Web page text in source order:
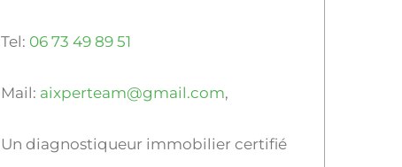
Tel: 06 73 49 89 51
Mail: aixperteam@gmail.com,
Un diagnostiqueur immobilier certifié